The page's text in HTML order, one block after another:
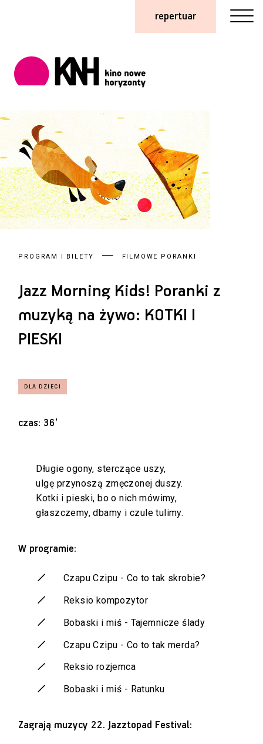
repertuar
PROGRAM I BILETY FILMOWE PORANKI
Jazz Morning Kids! Poranki z
muzyką na żywo: KOTKI I
PIESKI
czas: 36’
Długie ogony, sterczące uszy,
ulgę przynoszą zmęczonej duszy.
Kotki i pieski, bo o nich mówimy,
głaszczemy, dbamy i czule tulimy.
W programie:
Czapu Czipu - Co to tak skrobie?
Reksio kompozytor
Bobaski i miś - Tajemnicze ślady
Czapu Czipu - Co to tak merda?
Reksio rozjemca
Bobaski i miś - Ratunku
Zagrają muzycy 22. Jazztopad Festival: